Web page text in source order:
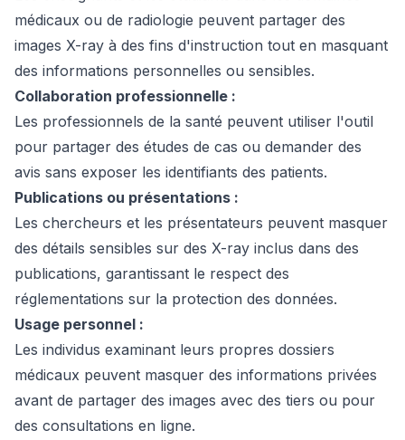
médicaux ou de radiologie peuvent partager des
images X-ray à des fins d'instruction tout en masquant
des informations personnelles ou sensibles.
Collaboration professionnelle :
Les professionnels de la santé peuvent utiliser l'outil
pour partager des études de cas ou demander des
avis sans exposer les identifiants des patients.
Publications ou présentations :
Les chercheurs et les présentateurs peuvent masquer
des détails sensibles sur des X-ray inclus dans des
publications, garantissant le respect des
réglementations sur la protection des données.
Usage personnel :
Les individus examinant leurs propres dossiers
médicaux peuvent masquer des informations privées
avant de partager des images avec des tiers ou pour
des consultations en ligne.